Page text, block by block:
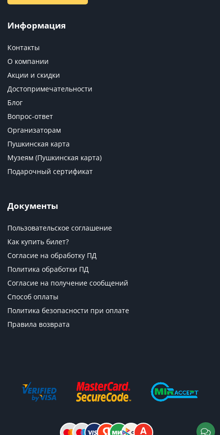
Информация
Контакты
О компании
Акции и скидки
Достопримечательности
Блог
Вопрос-ответ
Организаторам
Пушкинская карта
Музеям (Пушкинская карта)
Подарочный сертификат
Документы
Пользовательское соглашение
Как купить билет?
Согласие на обработку ПД
Политика обработки ПД
Согласие на получение сообщений
Способ оплаты
Политика безопасности при оплате
Правила возврата